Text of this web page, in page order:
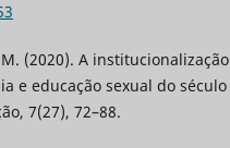
(2020). A institucionalização
e educação sexual do século
7(27), 72–88.